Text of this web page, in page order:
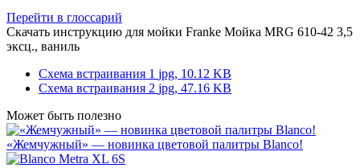
Перейти в глоссарий
Скачать инструкцию для мойки Franke Мойка MRG 610-42 3,5
эксц., ваниль
Схема встраивания 1 jpg, 10.12 KB
Схема встраивания 2 jpg, 47.16 KB
Может быть полезно
«Жемчужный» — новинка цветовой палитры Blanco!